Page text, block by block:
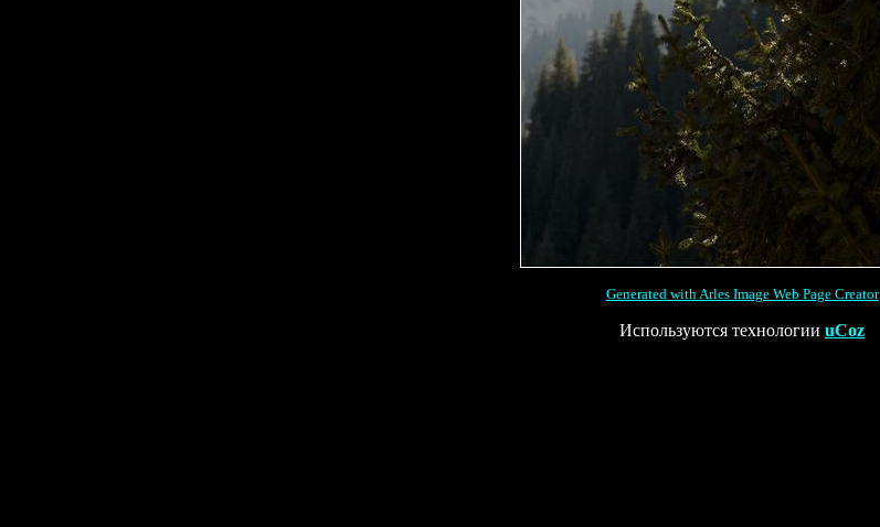
Generated with Arles Image Web Page Creator
Используются технологии uCoz